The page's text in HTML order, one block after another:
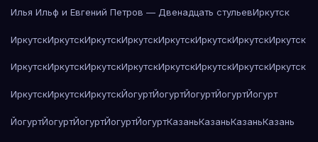
Илья Ильф и Евгений Петров — Двенадцать стульевИркутск
ИркутскИркутскИркутскИркутскИркутскИркутскИркутскИркутск
ИркутскИркутскИркутскИркутскИркутскИркутскИркутскИркутск
ИркутскИркутскИркутскЙогуртЙогуртЙогуртЙогуртЙогурт
ЙогуртЙогуртЙогуртЙогуртЙогуртКазаньКазаньКазаньКазань